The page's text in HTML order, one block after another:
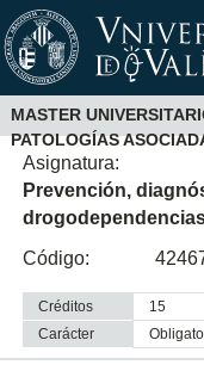
MASTER
PATOLOGÍAS
Asignatura:
Prevención,
Código:
Créditos
15
Carácter